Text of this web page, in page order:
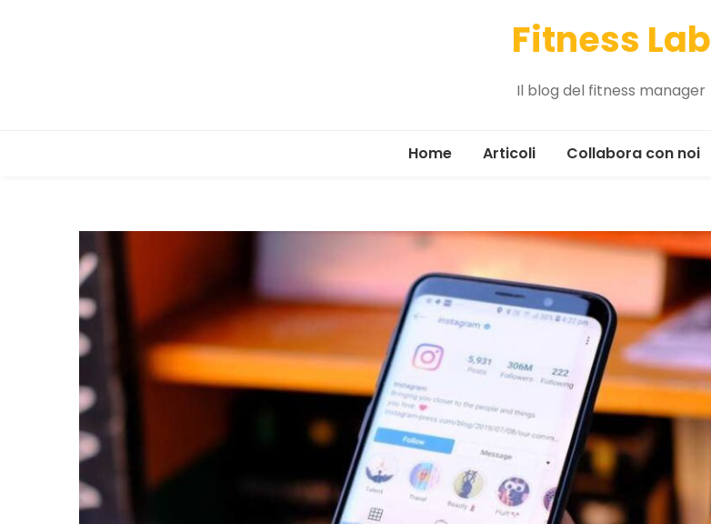
Fitness Lab
Il blog del fitness manager
Home Articoli
Allenamento
Gestione
Il tour
News ed eventi
Marketing
Collabora con noi